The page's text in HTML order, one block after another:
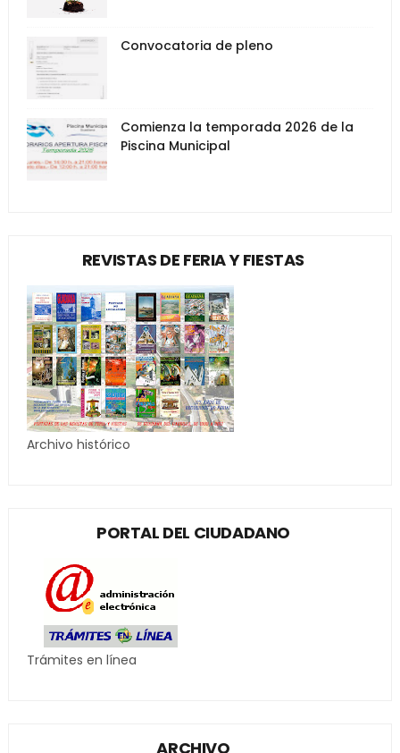
Convocatoria de pleno
Comienza la temporada 2026 de la
Piscina Municipal
REVISTAS DE FERIA Y FIESTAS
Archivo histórico
PORTAL DEL CIUDADANO
Trámites en línea
ARCHIVO